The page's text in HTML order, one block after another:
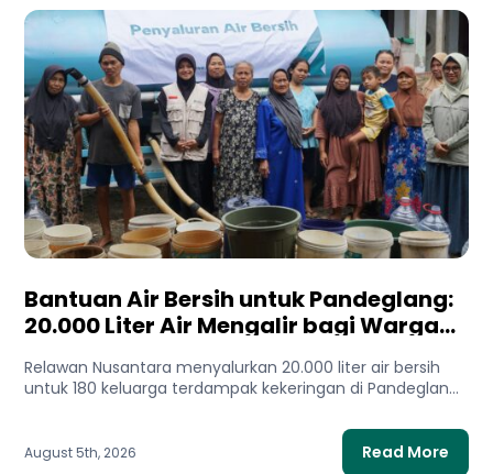
Bantuan Air Bersih untuk Pandeglang:
20.000 Liter Air Mengalir bagi Warga
Relawan Nusantara menyalurkan 20.000 liter air bersih
untuk 180 keluarga terdampak kekeringan di Pandeglang,
August 5th, 2026 Read More